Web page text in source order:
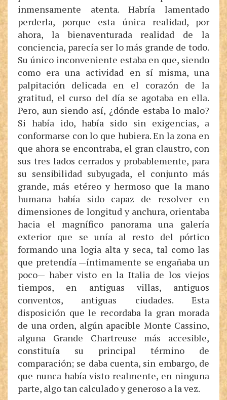
inmensamente atenta. Habría lamentado
perderla, porque esta única realidad, por
ahora, la bienaventurada realidad de la
conciencia, parecía ser lo más grande de todo.
Su único inconveniente estaba en que, siendo
como era una actividad en sí misma, una
palpitación delicada en el corazón de la
gratitud, el curso del día se agotaba en ella.
Pero, aun siendo así, ¿dónde estaba lo malo?
Si había ido, había sido sin exigencias, a
conformarse con lo que hubiera. En la zona en
que ahora se encontraba, el gran claustro, con
sus tres lados cerrados y probablemente, para
su sensibilidad subyugada, el conjunto más
grande, más etéreo y hermoso que la mano
humana había sido capaz de resolver en
dimensiones de longitud y anchura, orientaba
hacia el magnífico panorama una galería
exterior que se unía al resto del pórtico
formando una logia alta y seca, tal como las
que pretendía —íntimamente se engañaba un
poco— haber visto en la Italia de los viejos
tiempos, en antiguas villas, antiguos
conventos, antiguas ciudades. Esta
disposición que le recordaba la gran morada
de una orden, algún apacible Monte Cassino,
alguna Grande Chartreuse más accesible,
constituía su principal término de
comparación; se daba cuenta, sin embargo, de
que nunca había visto realmente, en ninguna
parte, algo tan calculado y generoso a la vez.